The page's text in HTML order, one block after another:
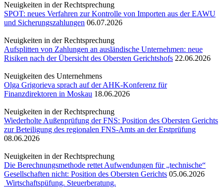
Neuigkeiten in der Rechtsprechung
SPOT: neues Verfahren zur Kontrolle von Importen aus der EAWU
und Sicherungszahlungen 06.07.2026
Neuigkeiten in der Rechtsprechung
Aufsplitten von Zahlungen an ausländische Unternehmen: neue
Risiken nach der Übersicht des Obersten Gerichtshofs 22.06.2026
Neuigkeiten des Unternehmens
Olga Grigorieva sprach auf der AHK-Konferenz für
Finanzdirektoren in Moskau 18.06.2026
Neuigkeiten in der Rechtsprechung
Wiederholte Außenprüfung der FNS: Position des Obersten Gerichts
zur Beteiligung des regionalen FNS-Amts an der Erstprüfung
08.06.2026
Neuigkeiten in der Rechtsprechung
Die Berechnungsmethode rettet Aufwendungen für „technische“
Gesellschaften nicht: Position des Obersten Gerichts 05.06.2026
Wirtschaftspüfung. Steuerberatung.